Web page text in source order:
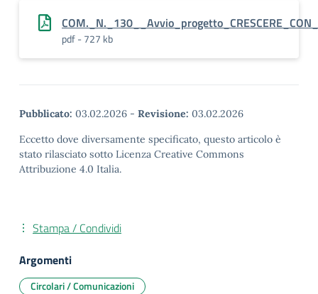
pdf - 727 kb
Pubblicato: 03.02.2026 - Revisione: 03.02.2026
Eccetto dove diversamente specificato, questo articolo è
stato rilasciato sotto Licenza Creative Commons
Attribuzione 4.0 Italia.
Stampa / Condividi
Argomenti
Circolari / Comunicazioni